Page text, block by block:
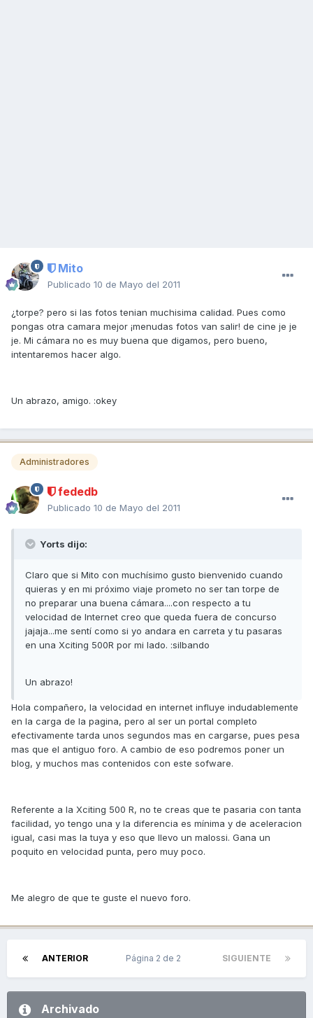
Mito
Publicado 10 de Mayo del 2011
¿torpe? pero si las fotos tenian muchisima calidad. Pues como
pongas otra camara mejor ¡menudas fotos van salir! de cine je je
je. Mi cámara no es muy buena que digamos, pero bueno,
intentaremos hacer algo.
Un abrazo, amigo. :okey
Administradores
fededb
Publicado 10 de Mayo del 2011
Yorts dijo:
Claro que si Mito con muchísimo gusto bienvenido cuando
quieras y en mi próximo viaje prometo no ser tan torpe de
no preparar una buena cámara....con respecto a tu
velocidad de Internet creo que queda fuera de concurso
jajaja...me sentí como si yo andara en carreta y tu pasaras
en una Xciting 500R por mi lado. :silbando
Un abrazo!
Hola compañero, la velocidad en internet influye indudablemente
en la carga de la pagina, pero al ser un portal completo
efectivamente tarda unos segundos mas en cargarse, pues pesa
mas que el antiguo foro. A cambio de eso podremos poner un
blog, y muchos mas contenidos con este sofware.
Referente a la Xciting 500 R, no te creas que te pasaria con tanta
facilidad, yo tengo una y la diferencia es mínima y de aceleracion
igual, casi mas la tuya y eso que llevo un malossi. Gana un
poquito en velocidad punta, pero muy poco.
Me alegro de que te guste el nuevo foro.
ANTERIOR SIGUIENTE
Página 2 de 2
Archivado